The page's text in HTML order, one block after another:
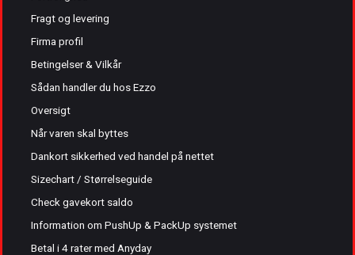
Fragt og levering
Firma profil
Betingelser & Vilkår
Sådan handler du hos Ezzo
Oversigt
Når varen skal byttes
Dankort sikkerhed ved handel på nettet
Sizechart / Størrelseguide
Check gavekort saldo
Information om PushUp & PackUp systemet
Betal i 4 rater med Anyday